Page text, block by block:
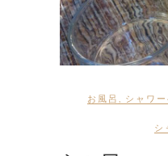
お風呂 シャワ
シ